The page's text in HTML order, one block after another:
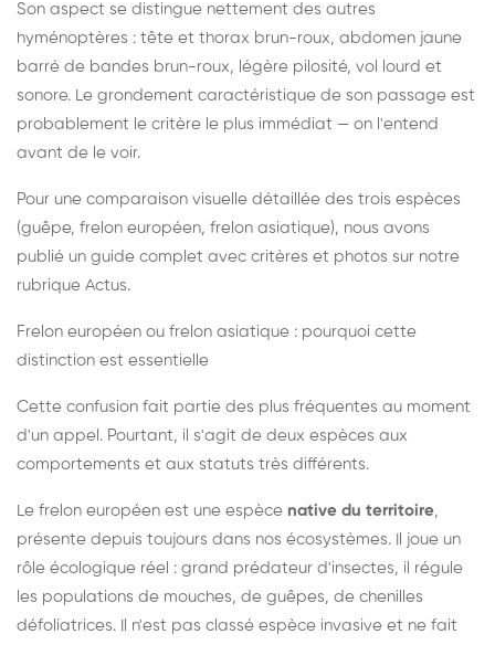
Son aspect se distingue nettement des autres
hyménoptères : tête et thorax brun-roux, abdomen jaune
barré de bandes brun-roux, légère pilosité, vol lourd et
sonore. Le grondement caractéristique de son passage est
probablement le critère le plus immédiat — on l'entend
avant de le voir.
Pour une comparaison visuelle détaillée des trois espèces
(guêpe, frelon européen, frelon asiatique), nous avons
publié un guide complet avec critères et photos sur notre
rubrique Actus.
Frelon européen ou frelon asiatique : pourquoi cette
distinction est essentielle
Cette confusion fait partie des plus fréquentes au moment
d'un appel. Pourtant, il s'agit de deux espèces aux
comportements et aux statuts très différents.
Le frelon européen est une espèce native du territoire,
présente depuis toujours dans nos écosystèmes. Il joue un
rôle écologique réel : grand prédateur d'insectes, il régule
les populations de mouches, de guêpes, de chenilles
défoliatrices. Il n'est pas classé espèce invasive et ne fait